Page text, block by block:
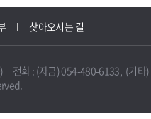
찾아오시는 길
) 전화 : (자금) 054-480-6133, (기타